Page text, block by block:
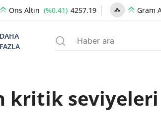
Ons Altın (%0.41) 4257.19 Gram
DAHA
FAZLA
kritik seviyeleri